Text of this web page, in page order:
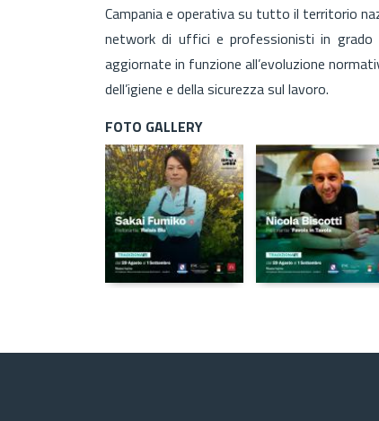
Campania e operativa su tutto il territorio
network di uffici e professionisti in
aggiornate in funzione all’evoluzione
dell’igiene e della sicurezza sul lavoro.
FOTO GALLERY